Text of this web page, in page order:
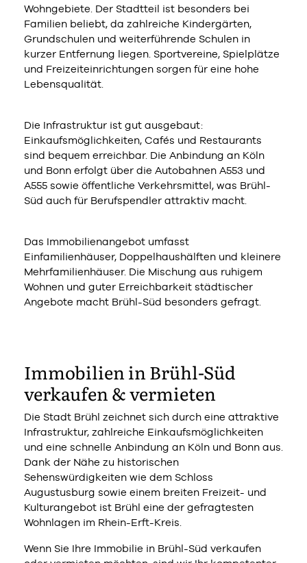
Wohngebiete. Der Stadtteil ist besonders bei
Familien beliebt, da zahlreiche Kindergärten,
Grundschulen und weiterführende Schulen in
kurzer Entfernung liegen. Sportvereine, Spielplätze
und Freizeiteinrichtungen sorgen für eine hohe
Lebensqualität.
Die Infrastruktur ist gut ausgebaut:
Einkaufsmöglichkeiten, Cafés und Restaurants
sind bequem erreichbar. Die Anbindung an Köln
und Bonn erfolgt über die Autobahnen A553 und
A555 sowie öffentliche Verkehrsmittel, was Brühl-
Süd auch für Berufspendler attraktiv macht.
Das Immobilienangebot umfasst
Einfamilienhäuser, Doppelhaushälften und kleinere
Mehrfamilienhäuser. Die Mischung aus ruhigem
Wohnen und guter Erreichbarkeit städtischer
Angebote macht Brühl-Süd besonders gefragt.
Immobilien in Brühl-Süd
verkaufen & vermieten
Die Stadt Brühl zeichnet sich durch eine attraktive
Infrastruktur, zahlreiche Einkaufsmöglichkeiten
und eine schnelle Anbindung an Köln und Bonn aus.
Dank der Nähe zu historischen
Sehenswürdigkeiten wie dem Schloss
Augustusburg sowie einem breiten Freizeit- und
Kulturangebot ist Brühl eine der gefragtesten
Wohnlagen im Rhein-Erft-Kreis.
Wenn Sie Ihre Immobilie in Brühl-Süd verkaufen